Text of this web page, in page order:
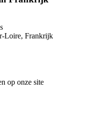
Loire, Frankrijk
op onze site